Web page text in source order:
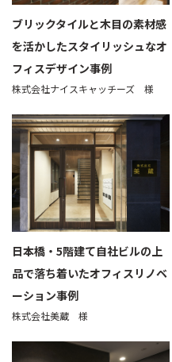
ブリックタイルと木目の素材感
を活かしたスタイリッシュなオ
フィスデザイン事例
株式会社ナイスキャッチーズ 様
日本橋・5階建て自社ビルの上
品で落ち着いたオフィスリノベ
ーション事例
株式会社美蔵 様